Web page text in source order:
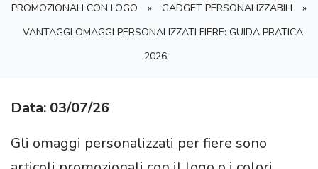
PROMOZIONALI CON LOGO
» GADGET PERSONALIZZABILI
»
VANTAGGI OMAGGI PERSONALIZZATI FIERE: GUIDA PRATICA
2026
Data: 03/07/26
Gli omaggi personalizzati per fiere sono